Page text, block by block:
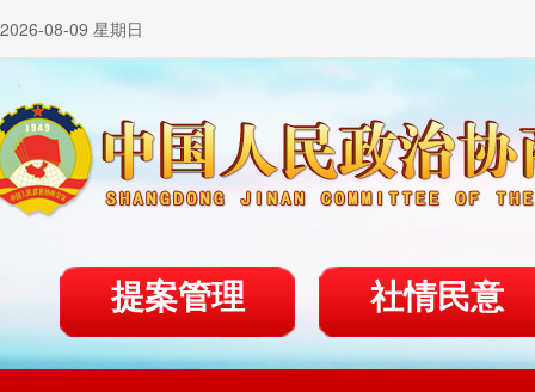
2026-08-09 星期日
提案管理 社情民意